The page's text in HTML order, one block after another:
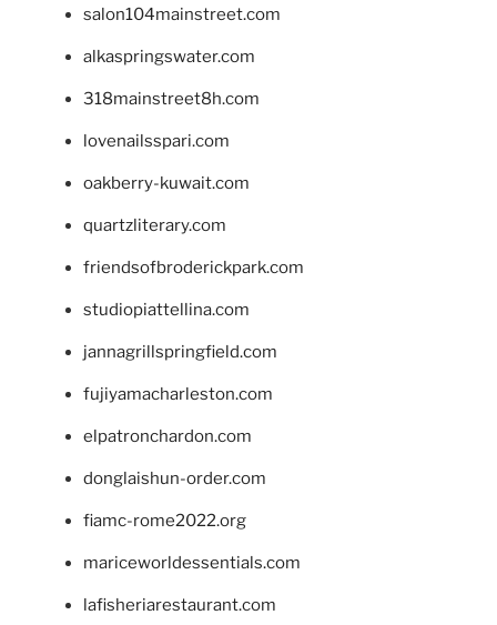
salon104mainstreet.com
alkaspringswater.com
318mainstreet8h.com
lovenailsspari.com
oakberry-kuwait.com
quartzliterary.com
friendsofbroderickpark.com
studiopiattellina.com
jannagrillspringfield.com
fujiyamacharleston.com
elpatronchardon.com
donglaishun-order.com
fiamc-rome2022.org
mariceworldessentials.com
lafisheriarestaurant.com